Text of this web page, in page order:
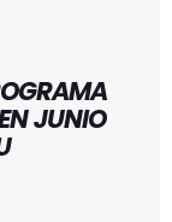
JUNIO